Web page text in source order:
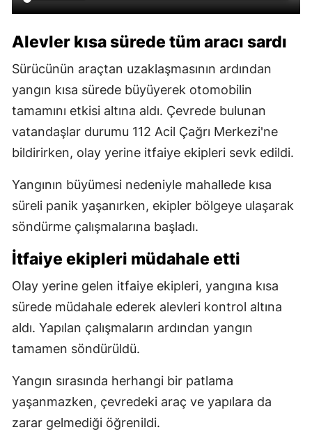
Alevler kısa sürede tüm aracı sardı
Sürücünün araçtan uzaklaşmasının ardından
yangın kısa sürede büyüyerek otomobilin
tamamını etkisi altına aldı. Çevrede bulunan
vatandaşlar durumu 112 Acil Çağrı Merkezi'ne
bildirirken, olay yerine itfaiye ekipleri sevk edildi.
Yangının büyümesi nedeniyle mahallede kısa
süreli panik yaşanırken, ekipler bölgeye ulaşarak
söndürme çalışmalarına başladı.
İtfaiye ekipleri müdahale etti
Olay yerine gelen itfaiye ekipleri, yangına kısa
sürede müdahale ederek alevleri kontrol altına
aldı. Yapılan çalışmaların ardından yangın
tamamen söndürüldü.
Yangın sırasında herhangi bir patlama
yaşanmazken, çevredeki araç ve yapılara da
zarar gelmediği öğrenildi.